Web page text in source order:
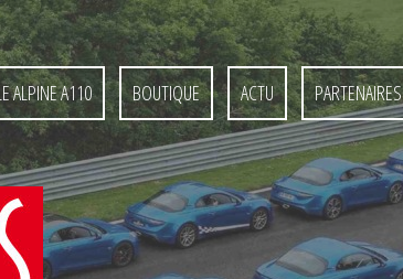
ALPINE A110 BOUTIQUE ACTU PARTENAIRES